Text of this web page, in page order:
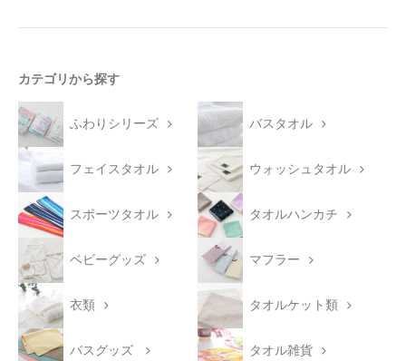
カテゴリから探す
ふわりシリーズ バスタオル
フェイスタオル ウォッシュタオル
スポーツタオル タオルハンカチ
ベビーグッズ マフラー
衣類 タオルケット類
バスグッズ タオル雑貨